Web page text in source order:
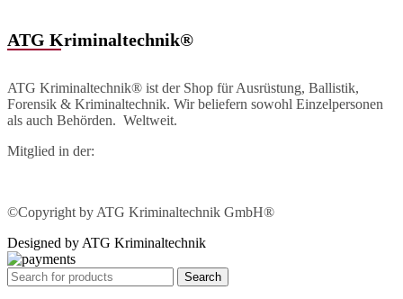
ATG Kriminaltechnik®
ATG Kriminaltechnik® ist der Shop für Ausrüstung, Ballistik,
Forensik & Kriminaltechnik. Wir beliefern sowohl Einzelpersonen
als auch Behörden. Weltweit.
Mitglied in der:
©Copyright by ATG Kriminaltechnik GmbH®
Designed by ATG Kriminaltechnik
Search